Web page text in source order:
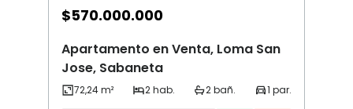
$570.000.000
Apartamento en Venta, Loma San
Jose, Sabaneta